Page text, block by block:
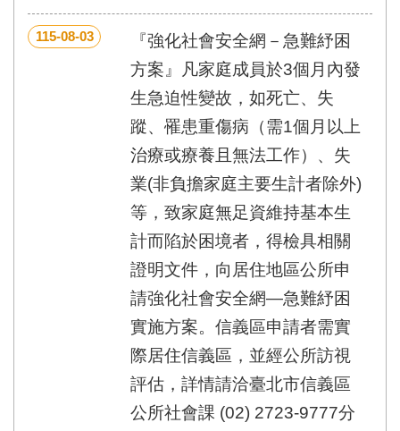
115-08-03
『強化社會安全網－急難紓困
方案』凡家庭成員於3個月內發
生急迫性變故，如死亡、失
蹤、罹患重傷病（需1個月以上
治療或療養且無法工作）、失
業(非負擔家庭主要生計者除外)
等，致家庭無足資維持基本生
計而陷於困境者，得檢具相關
證明文件，向居住地區公所申
請強化社會安全網—急難紓困
實施方案。信義區申請者需實
際居住信義區，並經公所訪視
評估，詳情請洽臺北市信義區
公所社會課 (02) 2723-9777分